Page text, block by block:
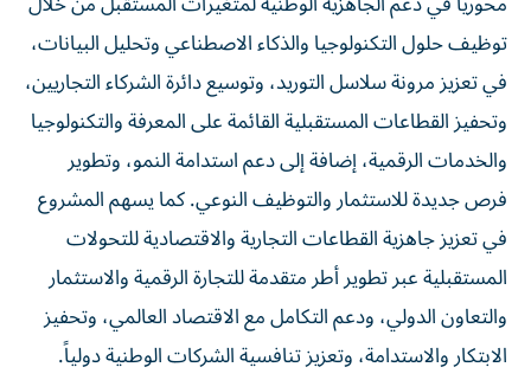
توظيف حلول التكنولوجيا والذكاء الاصطناعي وتحليل البيانات،
في تعزيز مرونة سلاسل التوريد، وتوسيع دائرة الشركاء التجاريين،
وتحفيز القطاعات المستقبلية القائمة على المعرفة والتكنولوجيا
والخدمات الرقمية، إضافة إلى دعم استدامة النمو، وتطوير
فرص جديدة للاستثمار والتوظيف النوعي. كما يسهم المشروع
في تعزيز جاهزية القطاعات التجارية والاقتصادية للتحولات
المستقبلية عبر تطوير أطر متقدمة للتجارة الرقمية والاستثمار
والتعاون الدولي، ودعم التكامل مع الاقتصاد العالمي، وتحفيز
الابتكار والاستدامة، وتعزيز تنافسية الشركات الوطنية دولياً.